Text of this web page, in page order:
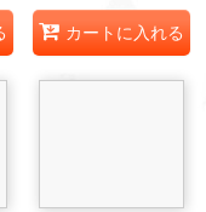
カートに入れる